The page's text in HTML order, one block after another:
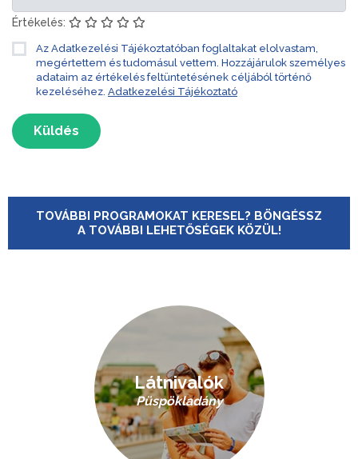
Értékelés:
Az Adatkezelési Tájékoztatóban foglaltakat elolvastam,
megértettem és tudomásul vettem. Hozzájárulok személyes
adataim az értékelés feltüntetésének céljából történő
kezeléséhez. Adatkezelési Tájékoztató
Küldés
TOVÁBBI PROGRAMOKAT KERESEL? BÖNGÉSSZ
A TOVÁBBI LEHETŐSÉGEK KÖZÜL!
Látnivalók
Püspökladány